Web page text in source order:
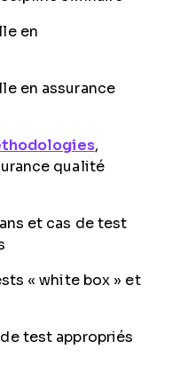
en
en assurance
,
qualité
et cas de test
« white box » et
test appropriés